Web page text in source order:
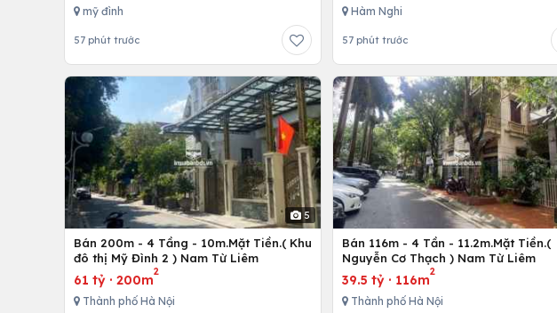
mỹ đình
57 phút trước
Hàm Nghi
57 phút trước
5
Bán 200m - 4 Tầng - 10m.Mặt Tiền.( Khu
đô thị Mỹ Đình 2 ) Nam Từ Liêm
61 tỷ · 200m
2
Thành phố Hà Nội
Bán 116m - 4 Tần - 11.2m.Mặt Tiền.(
Nguyễn Cơ Thạch ) Nam Từ Liêm
39.5 tỷ · 116m
2
Thành phố Hà Nội